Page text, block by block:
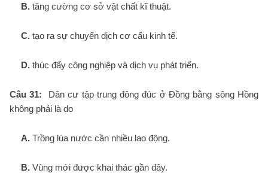
B. tăng cường cơ sở vật chất kĩ thuật.
C. tạo ra sự chuyển dịch cơ cấu kinh tế.
D. thúc đẩy công nghiệp và dịch vụ phát triển.
Câu 31: Dân cư tập trung đông đúc ở Đồng bằng sông Hồng
không phải là do
A. Trồng lúa nước cần nhiều lao động.
B. Vùng mới được khai thác gần đây.